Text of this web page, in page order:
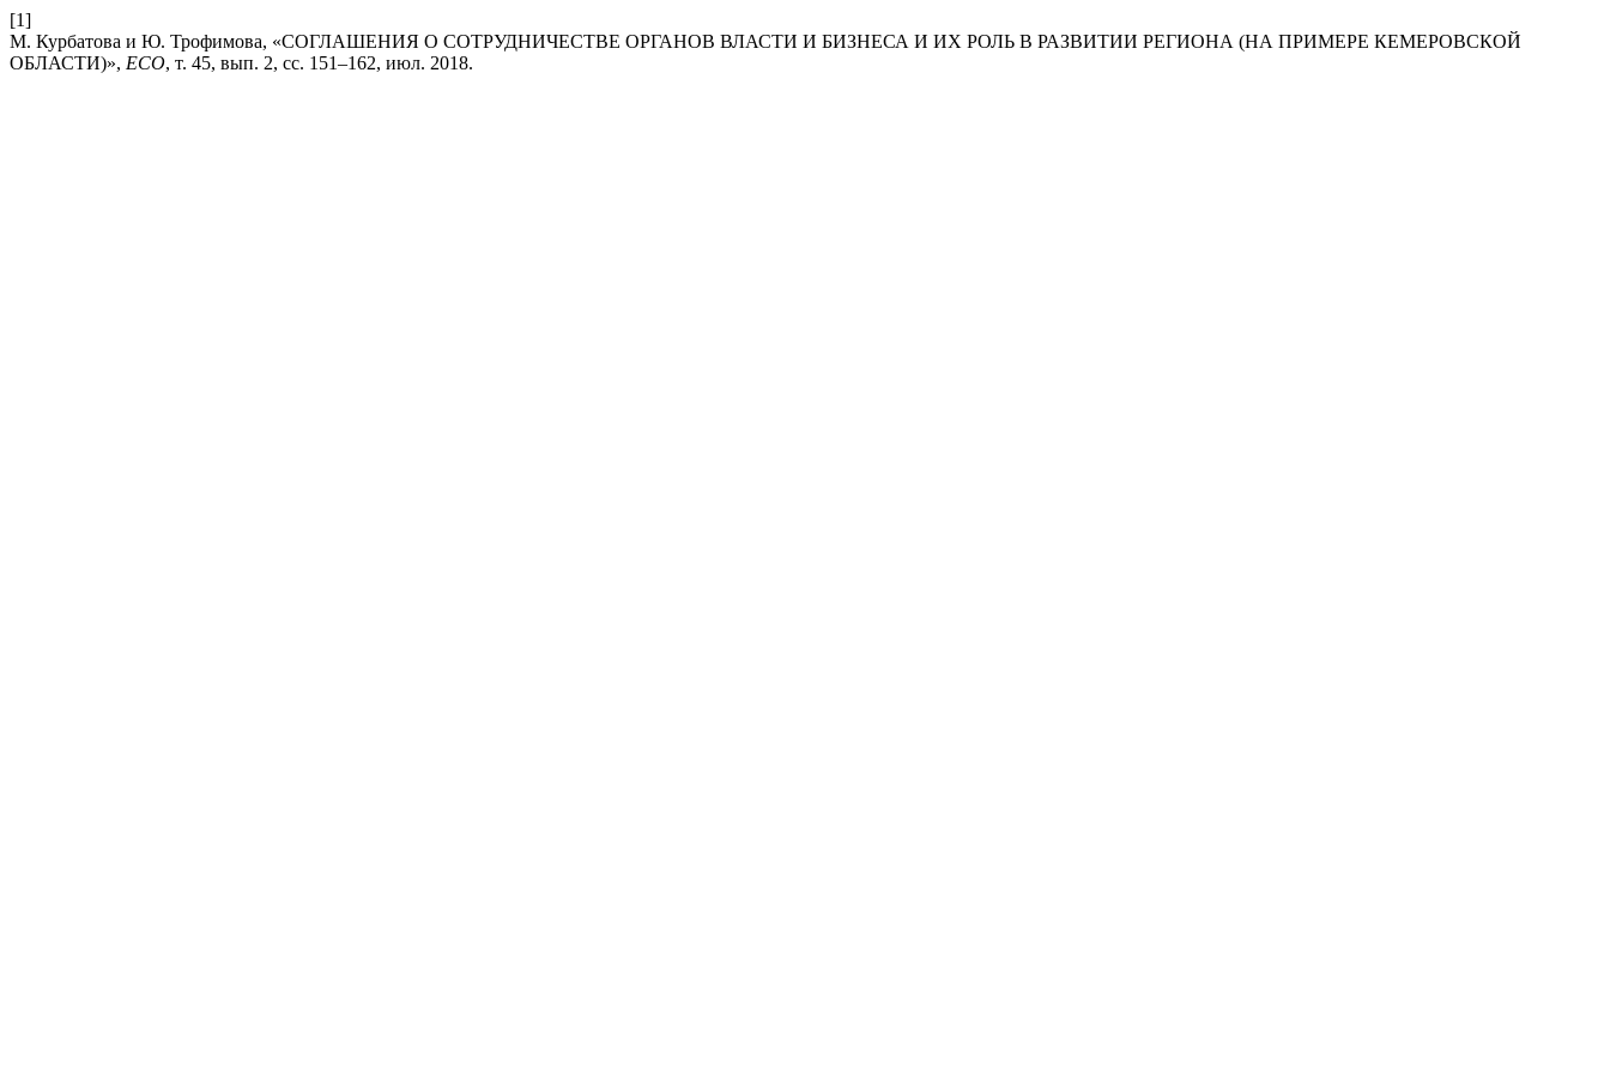
[1]
М. Курбатова и Ю. Трофимова, «СОГЛАШЕНИЯ О СОТРУДНИЧЕСТВЕ ОРГАНОВ ВЛАСТИ И БИЗНЕСА И ИХ РОЛЬ В РАЗВИТИИ РЕГИОНА (НА ПРИМЕРЕ КЕМЕРОВСКОЙ
ОБЛАСТИ)», ECO, т. 45, вып. 2, сс. 151–162, июл. 2018.